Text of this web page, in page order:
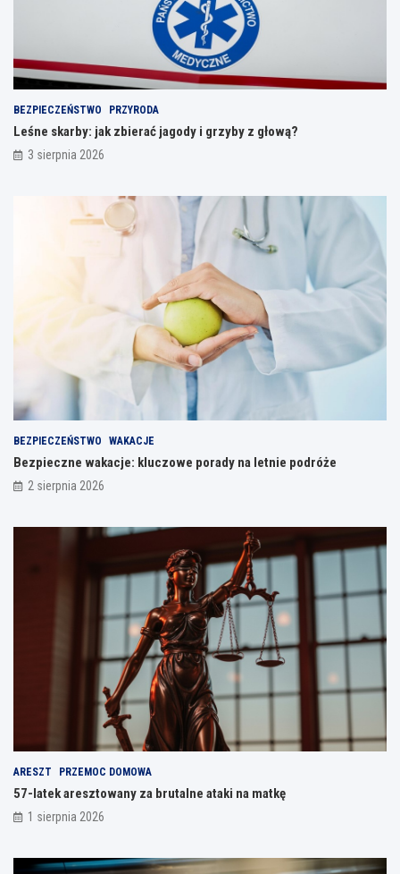
BEZPIECZEŃSTWO PRZYRODA
Leśne skarby: jak zbierać jagody i grzyby z głową?
3 sierpnia 2026
BEZPIECZEŃSTWO WAKACJE
Bezpieczne wakacje: kluczowe porady na letnie podróże
2 sierpnia 2026
ARESZT PRZEMOC DOMOWA
57-latek aresztowany za brutalne ataki na matkę
1 sierpnia 2026